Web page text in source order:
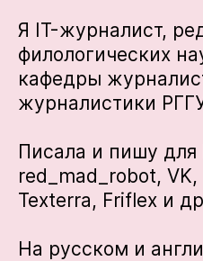
Я IT-журналист,
филологических
кафедры
журналистики
Писала и пишу для
red_mad_robot,
Texterra, Friflex и
На русском и